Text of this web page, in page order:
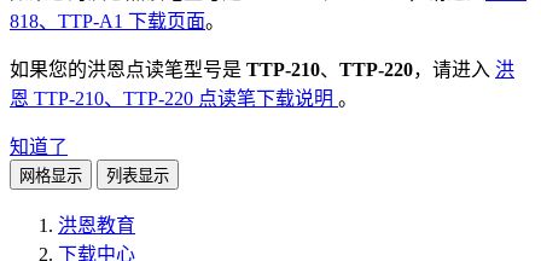
818、TTP-A1 下载页面。
如果您的洪恩点读笔型号是 TTP-210、 TTP-220，请进入 洪
恩 TTP-210、TTP-220 点读笔下载说明 。
知道了
网格显示 列表显示
洪恩教育
下载中心